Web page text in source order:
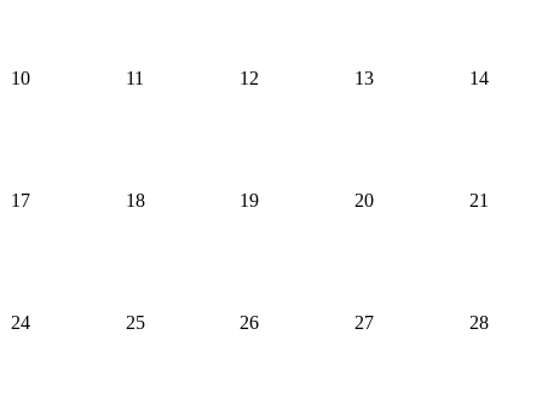
10 11 12 13 14
17 18 19 20 21
24 25 26 27 28